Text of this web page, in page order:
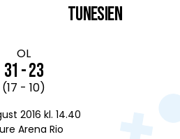
OL
31 - 23
(17 - 10)
2016 kl. 14.40
Arena Rio
Tunesien